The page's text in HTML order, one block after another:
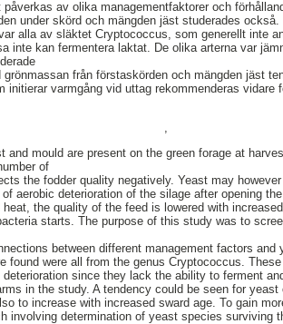
av olika managementfaktorer och
under skörd och mängden jäst studerades också.
alla av släktet Cryptococcus, som generellt inte
inte kan fermentera laktat. De olika arterna var
från förstaskörden och mängden jäst
initierar varmgång vid uttag rekommenderas vidare
and mould are present on the green forage at
of
the fodder quality negatively. Yeast may
aerobic deterioration of the silage after opening
the quality of the feed is lowered with
starts. The purpose of this study was to
between different management factors and
found were all from the genus Cryptococcus.
since they lack the ability to ferment
in the study. A tendency could be seen for
to increase with increased sward age. To gain
involving determination of yeast species surviving